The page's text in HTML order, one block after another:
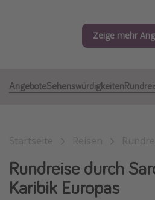
Wellnessurlaub
Singlereisen
Strandurlaub
Zeige mehr
AngeboteSehenswürdigkeiten
Rundreise durch
Karibik Europas